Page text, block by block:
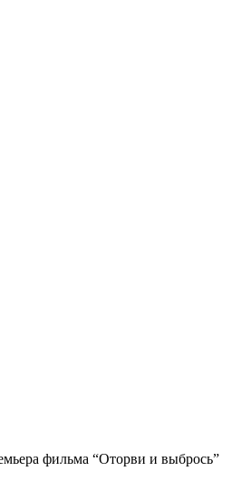
фильма “Оторви и выбрось”